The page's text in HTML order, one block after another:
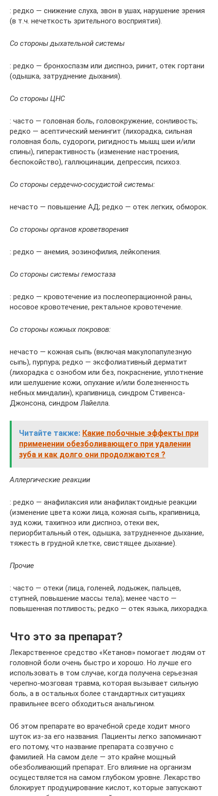
: редко — снижение слуха, звон в ушах, нарушение зрения
(в т.ч. нечеткость зрительного восприятия).
Со стороны дыхательной системы
: редко — бронхоспазм или диспноэ, ринит, отек гортани
(одышка, затруднение дыхания).
Со стороны ЦНС
: часто — головная боль, головокружение, сонливость;
редко — асептический менингит (лихорадка, сильная
головная боль, судороги, ригидность мышц шеи и/или
спины), гиперактивность (изменение настроения,
беспокойство), галлюцинации, депрессия, психоз.
Со стороны сердечно-сосудистой системы:
нечасто — повышение АД; редко — отек легких, обморок.
Со стороны органов кроветворения
: редко — анемия, эозинофилия, лейкопения.
Со стороны системы гемостаза
: редко — кровотечение из послеоперационной раны,
носовое кровотечение, ректальное кровотечение.
Со стороны кожных покровов:
нечасто — кожная сыпь (включая макулопапулезную
сыпь), пурпура; редко — эксфолиативный дерматит
(лихорадка с ознобом или без, покраснение, уплотнение
или шелушение кожи, опухание и/или болезненность
небных миндалин), крапивница, синдром Стивенса-
Джонсона, синдром Лайелла.
Читайте также: Какие побочные эффекты при
применении обезболивающего при удалении
зуба и как долго они продолжаются ?
Аллергические реакции
: редко — анафилаксия или анафилактоидные реакции
(изменение цвета кожи лица, кожная сыпь, крапивница,
зуд кожи, тахипноэ или диспноэ, отеки век,
периорбитальный отек, одышка, затрудненное дыхание,
тяжесть в грудной клетке, свистящее дыхание).
Прочие
: часто — отеки (лица, голеней, лодыжек, пальцев,
ступней, повышение массы тела); менее часто —
повышенная потливость; редко — отек языка, лихорадка.
Что это за препарат?
Лекарственное средство «Кетанов» помогает людям от
головной боли очень быстро и хорошо. Но лучше его
использовать в том случае, когда получена серьезная
черепно-мозговая травма, которая вызывает сильную
боль, а в остальных более стандартных ситуациях
правильнее всего обходиться анальгином.
Об этом препарате во врачебной среде ходит много
шуток из-за его названия. Пациенты легко запоминают
его потому, что название препарата созвучно с
фамилией. На самом деле — это крайне мощный
обезболивающий препарат. Его влияние на организм
осуществляется на самом глубоком уровне. Лекарство
блокирует продуцирование кислот, которые запускают